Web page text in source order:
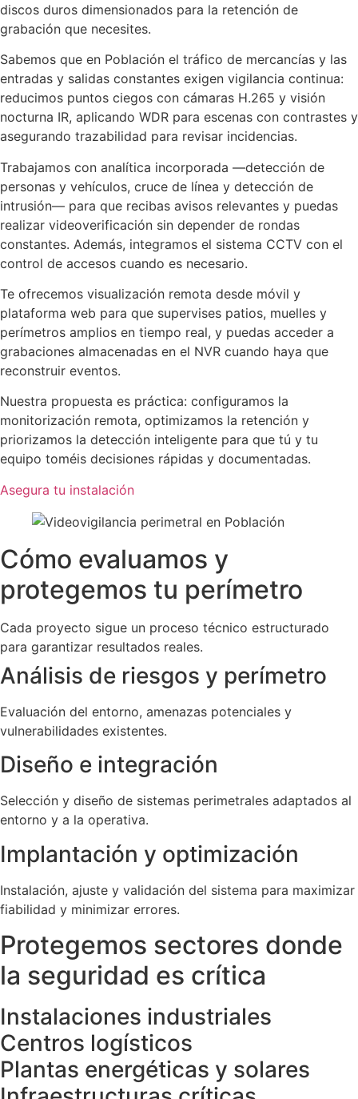
discos duros dimensionados para la retención de
grabación que necesites.
Sabemos que en Población el tráfico de mercancías y las
entradas y salidas constantes exigen vigilancia continua:
reducimos puntos ciegos con cámaras H.265 y visión
nocturna IR, aplicando WDR para escenas con contrastes y
asegurando trazabilidad para revisar incidencias.
Trabajamos con analítica incorporada —detección de
personas y vehículos, cruce de línea y detección de
intrusión— para que recibas avisos relevantes y puedas
realizar videoverificación sin depender de rondas
constantes. Además, integramos el sistema CCTV con el
control de accesos cuando es necesario.
Te ofrecemos visualización remota desde móvil y
plataforma web para que supervises patios, muelles y
perímetros amplios en tiempo real, y puedas acceder a
grabaciones almacenadas en el NVR cuando haya que
reconstruir eventos.
Nuestra propuesta es práctica: configuramos la
monitorización remota, optimizamos la retención y
priorizamos la detección inteligente para que tú y tu
equipo toméis decisiones rápidas y documentadas.
Asegura tu instalación
Cómo evaluamos y
protegemos tu perímetro
Cada proyecto sigue un proceso técnico estructurado
para garantizar resultados reales.
Análisis de riesgos y perímetro
Evaluación del entorno, amenazas potenciales y
vulnerabilidades existentes.
Diseño e integración
Selección y diseño de sistemas perimetrales adaptados al
entorno y a la operativa.
Implantación y optimización
Instalación, ajuste y validación del sistema para maximizar
fiabilidad y minimizar errores.
Protegemos sectores donde
la seguridad es crítica
Instalaciones industriales
Centros logísticos
Plantas energéticas y solares